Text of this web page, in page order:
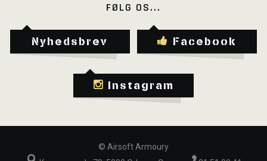
FØLG OS...
Nyhedsbrev Facebook
Instagram
© Airsoft Armoury